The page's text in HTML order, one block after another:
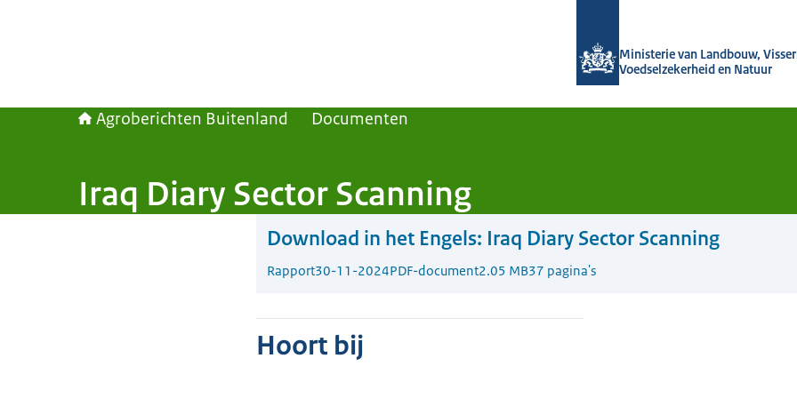
Ministerie van Landbouw,
Voedselzekerheid en Natuur
Agroberichten Buitenland Documenten
Iraq Diary Sector Scanning
Download in het Engels: Iraq Diary Sector Scanning
Rapport30-11-2024PDF-document2.05 MB37 pagina's
Hoort bij